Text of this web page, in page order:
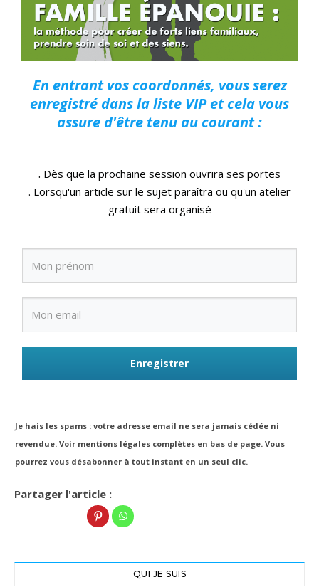
En entrant vos coordonnés, vous serez
enregistré dans la liste VIP et cela vous
assure d'être tenu au courant :
. Dès que la prochaine session ouvrira ses portes
. Lorsqu'un article sur le sujet paraîtra ou qu'un atelier
gratuit sera organisé
Enregistrer
Je hais les spams : votre adresse email ne sera jamais cédée ni
revendue. Voir mentions légales complètes en bas de page. Vous
pourrez vous désabonner à tout instant en un seul clic.
Partager l'article :
QUI JE SUIS